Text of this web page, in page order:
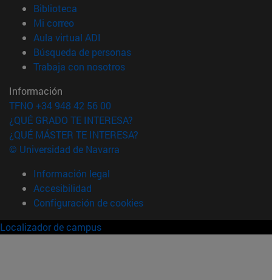
Biblioteca
Mi correo(abre en nueva ventana)
Aula virtual ADI
Búsqueda de personas(abre en nueva ventana)
Trabaja con nosotros(abre en nueva ventana)
Información
TFNO +34 948 42 56 00
¿QUÉ GRADO TE INTERESA?
¿QUÉ MÁSTER TE INTERESA?
© Universidad de Navarra
Información legal
Accesibilidad
Configuración de cookies
Localizador de campus